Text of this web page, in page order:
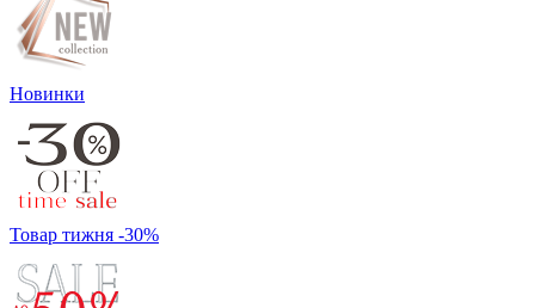
Новинки
Товар тижня -30%